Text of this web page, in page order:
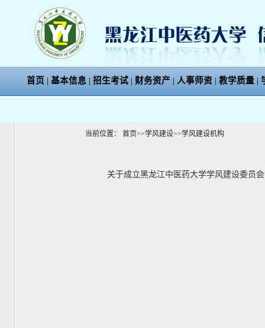
首页 | 基本信息 | 招生考试 | 财务资产 | 人事师资 | 教学质量 |
当前位置： 首页>>学风建设>>学风建设机构
关于成立黑龙江中医药大学学风建设委员